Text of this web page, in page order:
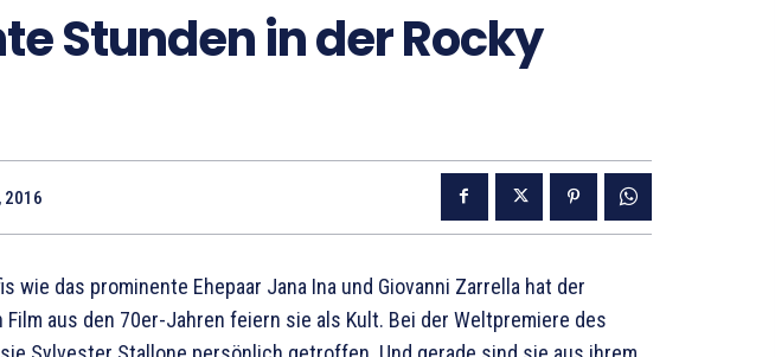
Stunden in der Rocky
2016
wie das prominente Ehepaar Jana Ina und Giovanni Zarrella hat der
Film aus den 70er-Jahren feiern sie als Kult. Bei der Weltpremiere des